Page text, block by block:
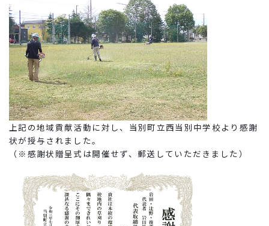
上記の地域貢献活動に対し、当別町立西当別中学校より感謝
状が授与されました。
（※感謝状贈呈式は開催せず、郵送していただきました）